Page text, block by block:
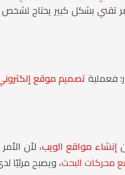
تقني بشكل كبير يحتاج
فعمليةتصميم موقع
إنشاء مواقع الويب، لأن
محركات البحث، ويصبح مرئيًا